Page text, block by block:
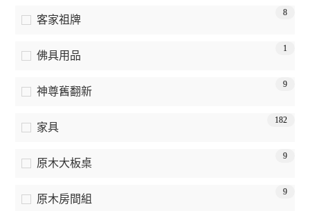
客家祖牌
8
佛具用品
1
神尊舊翻新
9
家具
182
原木大板桌
9
原木房間組
9